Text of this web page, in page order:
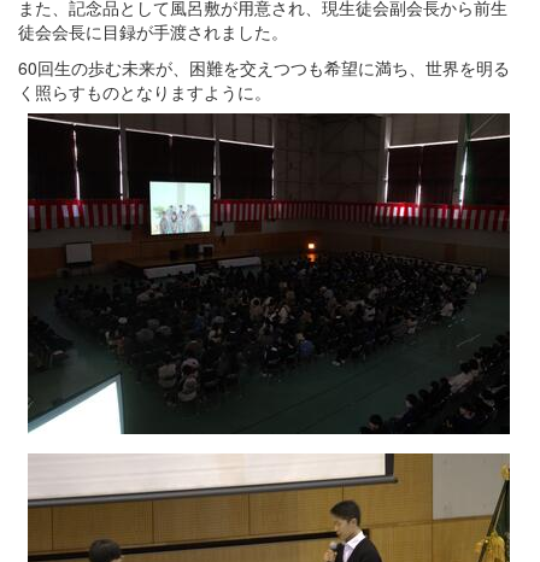
また、記念品として風呂敷が用意され、現生徒会副会長から前生
徒会会長に目録が手渡されました。
60回生の歩む未来が、困難を交えつつも希望に満ち、世界を明る
く照らすものとなりますように。